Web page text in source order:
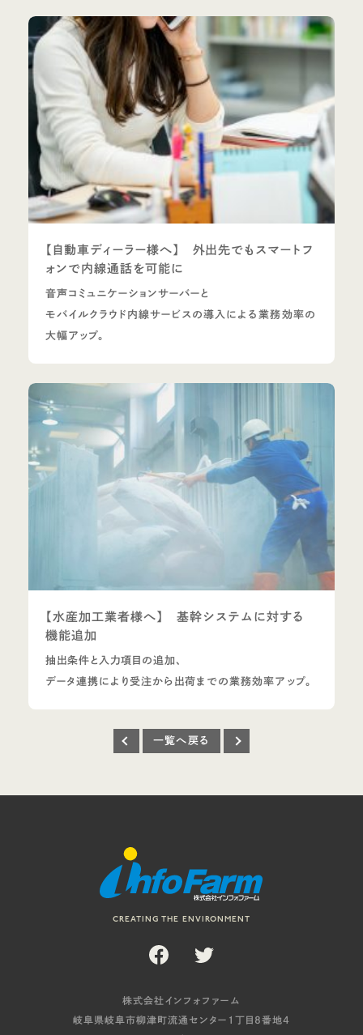
【自動車ディーラー様へ】 外出先でもスマートフ
ォンで内線通話を可能に
音声コミュニケーションサーバーと
モバイルクラウド内線サービスの導入による業務効率の
大幅アップ。
【水産加工業者様へ】 基幹システムに対する
機能追加
抽出条件と入力項目の追加、
データ連携により受注から出荷までの業務効率アップ。
一覧へ戻る
CREATING THE ENVIRONMENT
株式会社インフォファーム
岐阜県岐阜市柳津町流通センター1丁目8番地4